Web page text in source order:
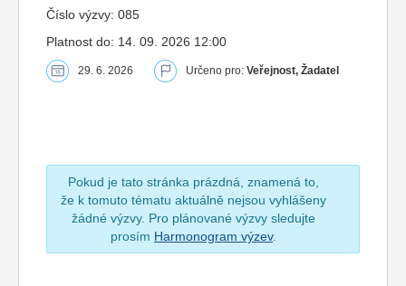
Číslo výzvy: 085
Platnost do: 14. 09. 2026 12:00
29. 6. 2026 Určeno pro: Veřejnost, Žadatel
Pokud je tato stránka prázdná, znamená to,
že k tomuto tématu aktuálně nejsou vyhlášeny
žádné výzvy. Pro plánované výzvy sledujte
prosím Harmonogram výzev.